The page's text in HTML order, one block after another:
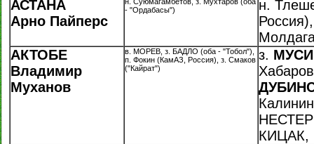
АСТАНА
Арно Пайперс
- "Ордабасы")
н.
АКТОБЕ
Владимир
Муханов
в. МОРЕВ, з. БАДЛО (оба - "Тобол"),
п. Фокин (КамАЗ, Россия), з. Смаков
("Кайрат")
з.
КИЦАК,